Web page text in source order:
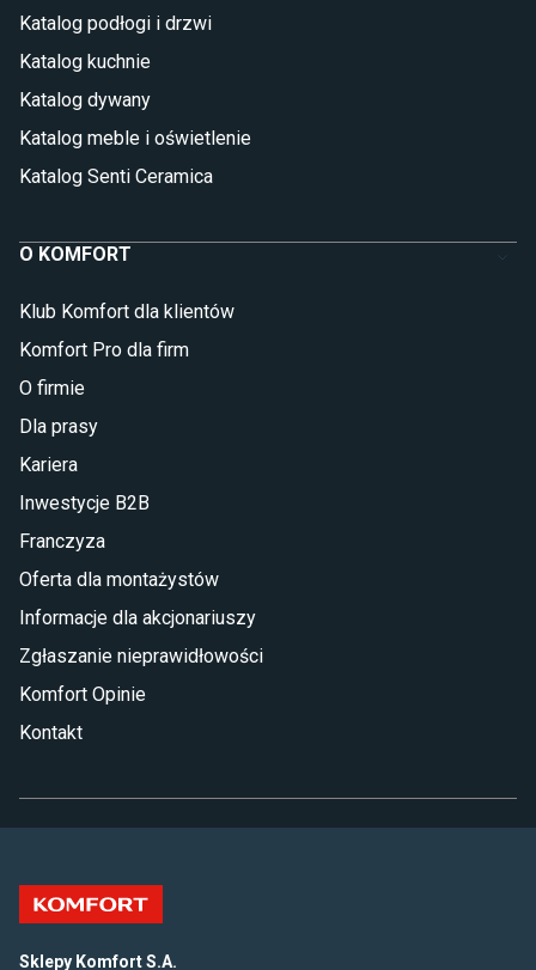
Katalog podłogi i drzwi
Katalog kuchnie
Katalog dywany
Katalog meble i oświetlenie
Katalog Senti Ceramica
O KOMFORT
Klub Komfort dla klientów
Komfort Pro dla firm
O firmie
Dla prasy
Kariera
Inwestycje B2B
Franczyza
Oferta dla montażystów
Informacje dla akcjonariuszy
Zgłaszanie nieprawidłowości
Komfort Opinie
Kontakt
Sklepy Komfort S.A.